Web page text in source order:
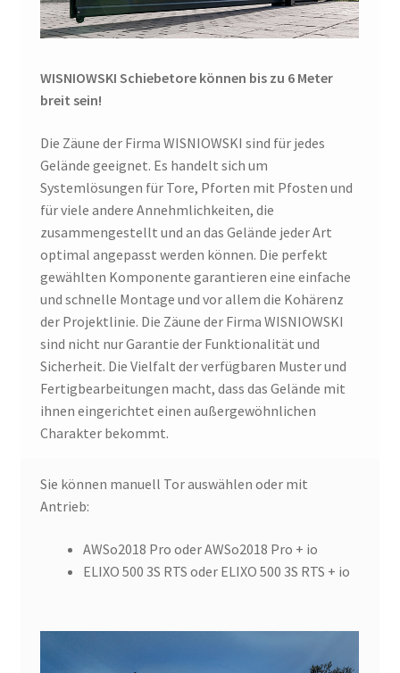
WISNIOWSKI Schiebetore können bis zu 6 Meter
breit sein!
Die Zäune der Firma WISNIOWSKI sind für jedes
Gelände geeignet. Es handelt sich um
Systemlösungen für Tore, Pforten mit Pfosten und
für viele andere Annehmlichkeiten, die
zusammengestellt und an das Gelände jeder Art
optimal angepasst werden können. Die perfekt
gewählten Komponente garantieren eine einfache
und schnelle Montage und vor allem die Kohärenz
der Projektlinie. Die Zäune der Firma WISNIOWSKI
sind nicht nur Garantie der Funktionalität und
Sicherheit. Die Vielfalt der verfügbaren Muster und
Fertigbearbeitungen macht, dass das Gelände mit
ihnen eingerichtet einen außergewöhnlichen
Charakter bekommt.
Sie können manuell Tor auswählen oder mit
Antrieb:
AWSo2018 Pro oder AWSo2018 Pro + io
ELIXO 500 3S RTS oder ELIXO 500 3S RTS + io